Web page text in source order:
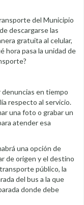
del Municipio
descargarse las
gratuita al celular,
hora pasa la unidad de
en tiempo
respecto al servicio.
una foto o grabar un
atender esa
una opción de
de origen y el destino
público, la
del bus a la que
donde debe